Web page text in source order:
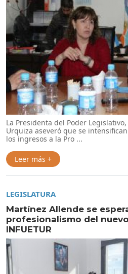
La Presidenta del Poder
Urquiza aseveró que se
los ingresos a la Pro ...
Leer más +
LEGISLATURA
Martínez Allende se
profesionalismo del
INFUETUR